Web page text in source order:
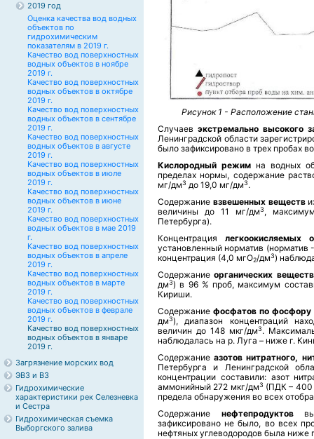
2019 год
Оценка качества вод водных
объектов по
гидрохимическим
показателям в 2019 г.
Качество вод поверхностных
водных объектов в ноябре
2019 г.
Качество вод поверхностных
водных объектов в октябре
2019 г.
Качество вод поверхностных
водных объектов в сентябре
2019 г.
Качество вод поверхностных
водных объектов в августе
2019 г.
Качество вод поверхностных
водных объектов в июле
2019 г.
Качество вод поверхностных
водных объектов в июне
2019 г.
Качество вод поверхностных
водных объектов в мае 2019
г.
Качество вод поверхностных
водных объектов в апреле
2019 г.
Качество вод поверхностных
водных объектов в марте
2019 г.
Качество вод поверхностных
водных объектов в феврале
2019 г.
Качество вод поверхностных
водных объектов в январе
2019 г.
Загрязнение морских вод
ЭВЗ и ВЗ
Гидрохимические
характеристики рек Селезневка
и Сестра
Гидрохимическая съемка
Выборгского залива
Рисунок 1 - Расположение
Случаев экстремально высокого
Ленинградской области
было зафиксировано в трех пробах
Кислородный режим на водных
пределах нормы, содержание
мг/дм3 до 19,0 мг/дм3.
Содержание взвешенных веществ
величины до 11 мг/дм3,
Петербурга).
Концентрациялегкоокисляемых
установленный норматив (норматив
концентрация (4,0 мгО2/дм3)
Содержаниеорганических
дм3) в 96 % проб, максимум
Кириши.
Содержание фосфатов по фосфору
дм3), диапазон концентраций
величин до 148 мкг/дм3.
наблюдалась на р. Луга – ниже г.
Содержаниеазотов нитратного,
Петербурга и Ленинградской
концентрации составили: азот
аммонийный 272 мкг/дм3 (ПДК –
предела обнаружения во всех
Содержание нефтепродуктов
зафиксировано не было, во всех
нефтяных углеводородов была ниже